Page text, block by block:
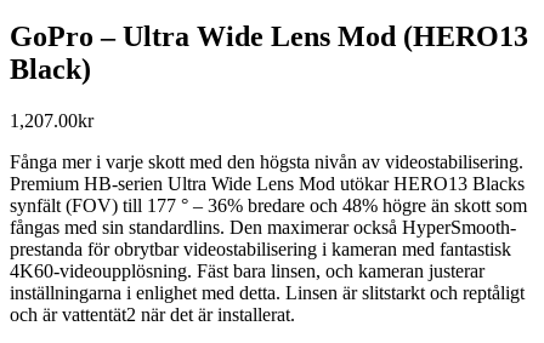
GoPro – Ultra Wide Lens Mod (HERO13
Black)
1,207.00kr
Fånga mer i varje skott med den högsta nivån av videostabilisering.
Premium HB-serien Ultra Wide Lens Mod utökar HERO13 Blacks
synfält (FOV) till 177 ° – 36% bredare och 48% högre än skott som
fångas med sin standardlins. Den maximerar också HyperSmooth-
prestanda för obrytbar videostabilisering i kameran med fantastisk
4K60-videoupplösning. Fäst bara linsen, och kameran justerar
inställningarna i enlighet med detta. Linsen är slitstarkt och reptåligt
och är vattentät2 när det är installerat.